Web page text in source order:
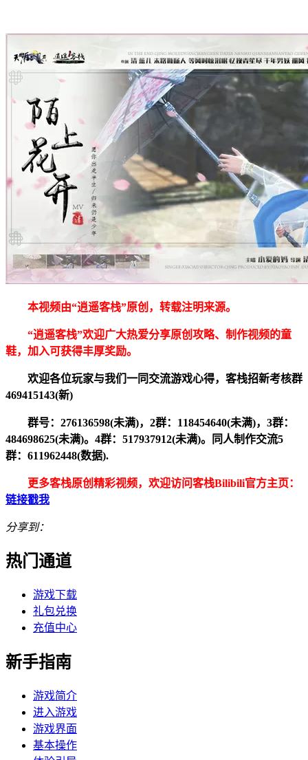
本视频由“逍遥客栈”原创，转载注明来源。
“逍遥客栈”欢迎广大热爱分享原创攻略、制作视频的童
鞋，加入可获得丰厚奖励。
欢迎各位玩家与我们一同交流游戏心得，客栈招新考核群
469415143(新)
群号：276136598(未满)，2群：118454640(未满)，3群：
484698625(未满)。4群：517937912(未满)。同人制作交流5
群：611962448(数据).
更多客栈原创精彩视频，欢迎访问客栈Bilibili官方主页：
链接戳我
分享到：
热门通道
游戏下载
礼包兑换
充值中心
新手指南
游戏简介
进入游戏
游戏界面
基本操作